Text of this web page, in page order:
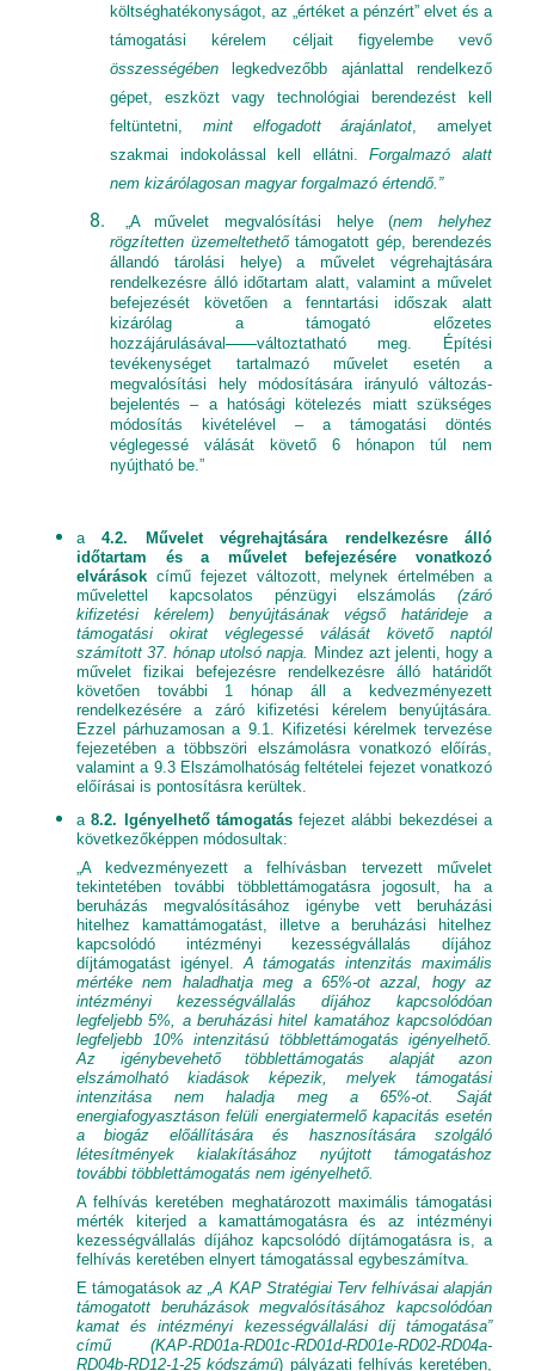
költséghatékonyságot, az „értéket a pénzért” elvet és a
támogatási kérelem céljait figyelembe vevő
összességében legkedvezőbb ajánlattal rendelkező
gépet, eszközt vagy technológiai berendezést kell
feltüntetni, mint elfogadott árajánlatot, amelyet
szakmai indokolással kell ellátni.Forgalmazó alatt
nem kizárólagosan magyar forgalmazó értendő.”
„A művelet megvalósítási helye (nem helyhez
rögzítetten üzemeltethetőtámogatott gép, berendezés
állandó tárolási helye) a művelet végrehajtására
rendelkezésre álló időtartam alatt, valamint a művelet
befejezését követően a fenntartási időszak alatt
kizárólag a támogató előzetes
hozzájárulásával
változtatható meg. Építési
tevékenységet tartalmazó művelet esetén a
megvalósítási hely módosítására irányuló változás-
bejelentés – a hatósági kötelezés miatt szükséges
módosítás kivételével – a támogatási döntés
véglegessé válását követő 6 hónapon túl nem
nyújtható be.”
a4.2. Művelet végrehajtására rendelkezésre álló
időtartam és a művelet befejezésére vonatkozó
elvárások című fejezet változott, melynek értelmében a
művelettel kapcsolatos pénzügyi elszámolás (záró
kifizetési kérelem) benyújtásának végső határideje
a
támogatási okirat véglegessé válását követő naptól
számított 37. hónap utolsó napja. Mindez azt jelenti, hogy a
művelet fizikai befejezésre rendelkezésre álló határidőt
követően további 1 hónap áll a kedvezményezett
rendelkezésére a záró kifizetési kérelem benyújtására.
Ezzel párhuzamosan a 9.1. Kifizetési kérelmek tervezése
fejezetében a többszöri elszámolásra vonatkozó előírás,
valamint a 9.3 Elszámolhatóság feltételei fejezet vonatkozó
előírásai is pontosításra kerültek.
a8.2. Igényelhető támogatásfejezet alábbi bekezdései a
következőképpen módosultak:
„A kedvezményezett a felhívásban tervezett művelet
tekintetében további többlettámogatásra jogosult, ha a
beruházás megvalósításához igénybe vett beruházási
hitelhez kamattámogatást, illetve a beruházási hitelhez
kapcsolódó intézményi kezességvállalás díjához
díjtámogatást igényel.A támogatás intenzitás maximális
mértéke nem haladhatja meg a 65%-ot azzal, hogy az
intézményi kezességvállalás díjához kapcsolódóan
legfeljebb 5%, a beruházási hitel kamatához kapcsolódóan
legfeljebb 10% intenzitású többlettámogatás igényelhető.
Az igénybevehető többlettámogatás alapját azon
elszámolható kiadások képezik, melyek támogatási
intenzitása nem haladja meg a 65%-ot. Saját
energiafogyasztáson felüli energiatermelő kapacitás esetén
a biogáz előállítására és hasznosítására szolgáló
létesítmények kialakításához nyújtott támogatáshoz
további többlettámogatás nem igényelhető.
A felhívás keretében meghatározott maximális támogatási
mérték kiterjed a kamattámogatásra és az intézményi
kezességvállalás díjához kapcsolódó díjtámogatásra is, a
felhívás keretében elnyert támogatással egybeszámítva.
E támogatásokaz „A KAP Stratégiai Terv felhívásai alapján
támogatott beruházások megvalósításához kapcsolódóan
kamat és intézményi kezességvállalási díj támogatása”
című (KAP-RD01a-RD01c-RD01d-RD01e-RD02-RD04a-
RD04b-RD12-1-25 kódszámú) pályázati felhívás keretében,